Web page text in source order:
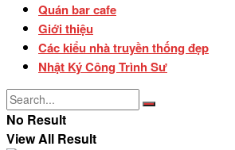
Quán bar cafe
Giới thiệu
Các kiểu nhà truyền thống đẹp
Nhật Ký Công Trình Sư
No Result
View All Result